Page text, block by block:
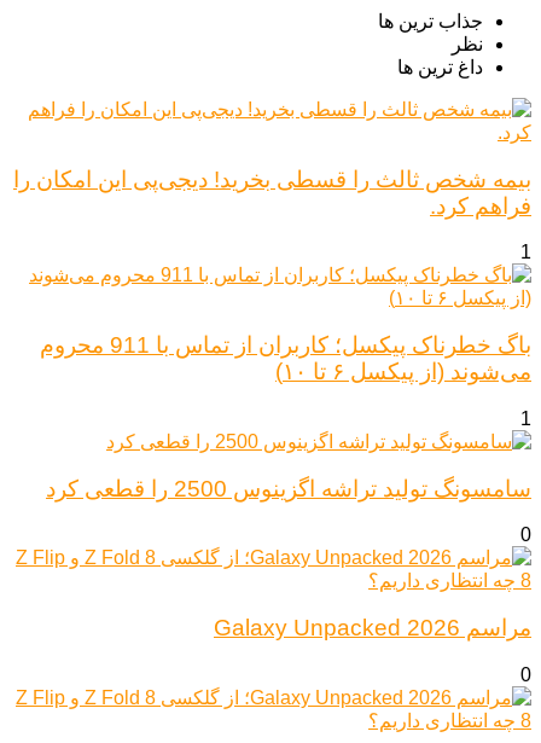
جذاب ترین ها
نظر
داغ ترین ها
بیمه شخص ثالث را قسطی بخرید! دیجی‌پی این امکان را
فراهم کرد.
1
باگ خطرناک پیکسل؛ کاربران از تماس با 911 محروم
می‌شوند (از پیکسل ۶ تا ۱۰)
1
سامسونگ تولید تراشه اگزینوس 2500 را قطعی کرد
0
مراسم Galaxy Unpacked 2026
0